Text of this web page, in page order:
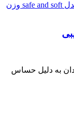
به دلیل حساس